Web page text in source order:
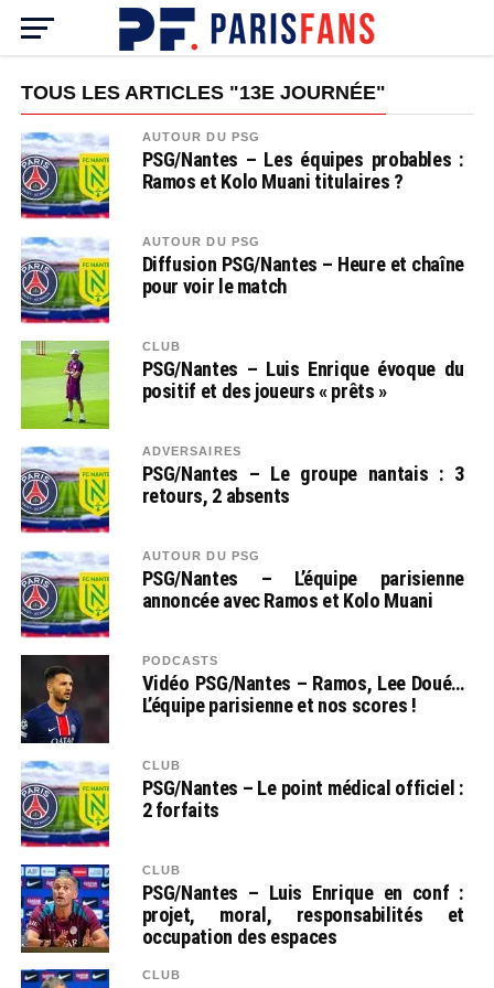
TOUS LES ARTICLES "13E JOURNÉE"
AUTOUR DU PSG
PSG/Nantes – Les équipes probables :
Ramos et Kolo Muani titulaires ?
AUTOUR DU PSG
Diffusion PSG/Nantes – Heure et chaîne
pour voir le match
CLUB
PSG/Nantes – Luis Enrique évoque du
positif et des joueurs « prêts »
ADVERSAIRES
PSG/Nantes – Le groupe nantais : 3
retours, 2 absents
AUTOUR DU PSG
PSG/Nantes – L’équipe parisienne
annoncée avec Ramos et Kolo Muani
PODCASTS
Vidéo PSG/Nantes – Ramos, Lee Doué…
L’équipe parisienne et nos scores !
CLUB
PSG/Nantes – Le point médical officiel :
2 forfaits
CLUB
PSG/Nantes – Luis Enrique en conf :
projet, moral, responsabilités et
occupation des espaces
CLUB